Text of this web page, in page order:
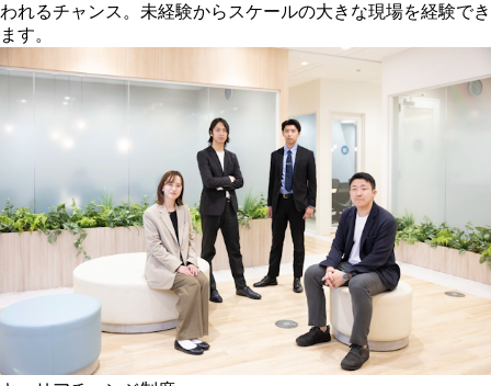
われるチャンス。未経験からスケールの大きな現場を経験でき
ます。